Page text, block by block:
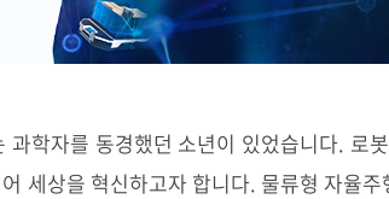
학자를 동경했던 소년이 있었습니다. 로
세상을 혁신하고자 합니다. 물류형 자율